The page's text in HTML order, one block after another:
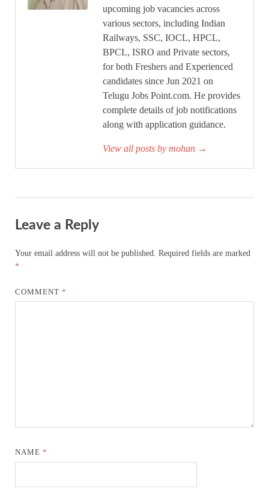
upcoming job vacancies across
various sectors, including Indian
Railways, SSC, IOCL, HPCL,
BPCL, ISRO and Private sectors,
for both Freshers and Experienced
candidates since Jun 2021 on
Telugu Jobs Point.com. He provides
complete details of job notifications
along with application guidance.
View all posts by mohan →
Leave a Reply
Your email address will not be published. Required fields are marked
*
COMMENT*
NAME*